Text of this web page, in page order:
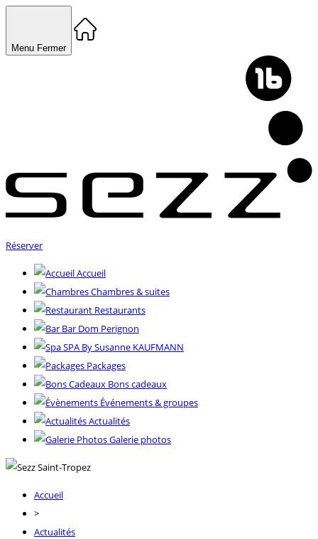
Menu Fermer
Réserver
Accueil
Chambres & suites
Restaurants
Bar Dom Perignon
SPA By Susanne KAUFMANN
Packages
Bons cadeaux
Événements & groupes
Actualités
Galerie photos
Accueil
>
Actualités